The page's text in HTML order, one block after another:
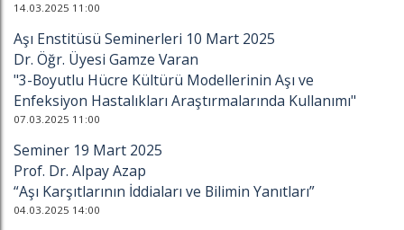
14.03.2025 11:00
Aşı Enstitüsü Seminerleri 10 Mart 2025
Dr. Öğr. Üyesi Gamze Varan
"3-Boyutlu Hücre Kültürü Modellerinin Aşı ve
Enfeksiyon Hastalıkları Araştırmalarında Kullanımı"
07.03.2025 11:00
Seminer 19 Mart 2025
Prof. Dr. Alpay Azap
“Aşı Karşıtlarının İddiaları ve Bilimin Yanıtları”
04.03.2025 14:00